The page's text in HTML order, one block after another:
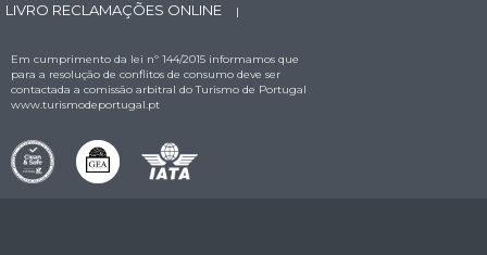
LIVRO RECLAMAÇÕES ONLINE |
Em cumprimento da lei nº 144/2015 informamos que
para a resolução de conflitos de consumo deve ser
contactada a comissão arbitral do Turismo de Portugal
www.turismodeportugal.pt